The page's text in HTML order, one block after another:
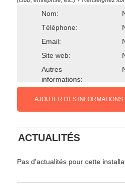
Nom:
Téléphone:
Email:
Site web:
Autres
informations:
AJOUTER DES
ACTUALITÉS
Pas d'actualités pour cette